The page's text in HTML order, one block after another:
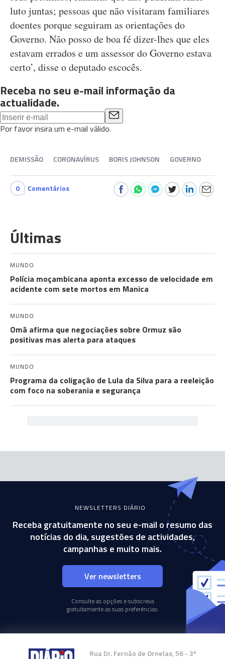
luto juntas; pessoas que não visitaram familiares
doentes porque seguiram as orientações do
Governo. Não posso de boa fé dizer-lhes que eles
estavam errados e um assessor do Governo estava
certo’, disse o deputado escocês.
Receba no seu e-mail informação da
actualidade.
Por favor insira um e-mail válido.
DEMISSÃO CORONAVÍRUS BORIS JOHNSON GOVERNO
0 Comentários
Últimas
MUNDO
Polícia moçambicana aponta excesso de velocidade em
acidente com sete mortos em Manica
MUNDO
Omã afirma que negociações sobre Ormuz são
positivas mas alerta para ataques
MUNDO
Programa da coligação de Lula da Silva para a reeleição
com foco na soberania e segurança
NEWSLETTERS DIÁRIO
Receba gratuitamente no seu e-mail o resumo das
notícias do dia, sugestões de actividades,
campanhas e muito mais.
Ver newsletters
Consulte as opções e subscreva
gratuitamente as suas preferências.
Rua Dr. Fernão de Ornelas, 56 - 3º